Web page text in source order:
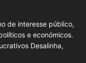
de interesse público,
e económicos.
Desalinha,